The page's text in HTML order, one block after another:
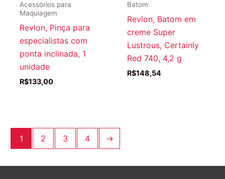
Acessórios para
Maquiagem
Revlon, Pinça para
especialistas com
ponta inclinada, 1
unidade
R$133,00
Batom
Revlon, Batom em
creme Super
Lustrous, Certainly
Red 740, 4,2 g
R$148,54
1 2 3 4 →